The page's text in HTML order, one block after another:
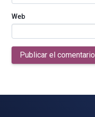
Web
Publicar el comentario